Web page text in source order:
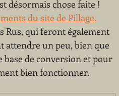
désormais chose faite !
du site de Pillage.
Rus, qui feront également
attendre un peu, bien que
de conversion et pour
bien fonctionner.